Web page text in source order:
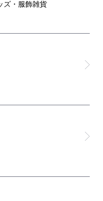
ズ・服飾雑貨